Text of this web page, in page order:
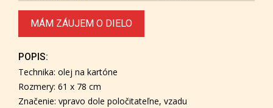
MÁM ZÁUJEM O DIELO
POPIS:
Technika: olej na kartóne
Rozmery: 61 x 78 cm
Značenie: vpravo dole poločitateľne, vzadu